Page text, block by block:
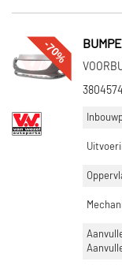
-70%
3804574